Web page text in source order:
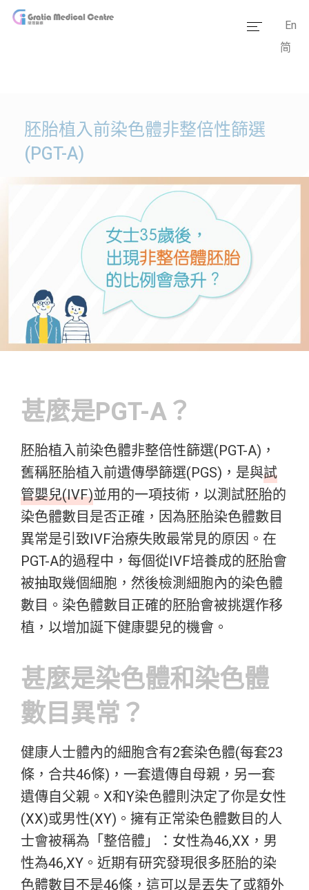
服務範疇
套餐價格
傳媒報道
醫療設備
En
简
胚胎植入前染色體非整倍性篩選
(PGT-A)
甚麼是PGT-A？
胚胎植入前染色體非整倍性篩選(PGT-A)，
舊稱胚胎植入前遺傳學篩選(PGS)，是與試
管嬰兒(IVF)並用的一項技術，以測試胚胎的
染色體數目是否正確，因為胚胎染色體數目
異常是引致IVF治療失敗最常見的原因。在
PGT-A的過程中，每個從IVF培養成的胚胎會
被抽取幾個細胞，然後檢測細胞內的染色體
數目。染色體數目正確的胚胎會被挑選作移
植，以增加誕下健康嬰兒的機會。
甚麼是染色體和染色體
數目異常？
健康人士體內的細胞含有2套染色體(每套23
條，合共46條)，一套遺傳自母親，另一套
遺傳自父親。X和Y染色體則決定了你是女性
(XX)或男性(XY)。擁有正常染色體數目的人
士會被稱為「整倍體」：女性為46,XX，男
性為46,XY。近期有研究發現很多胚胎的染
色體數目不是46條，這可以是丟失了或額外